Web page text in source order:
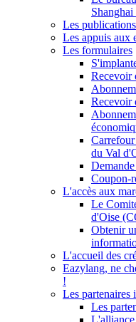
Les
Les appuis aux
Les formulaires
Recevoir
Recevoir
Carrefour
du Val
Coupon-
L'accès aux
Le
d'Oise
Obtenir
L'accueil des
Eazylang, ne
!
Les partenaires
Les